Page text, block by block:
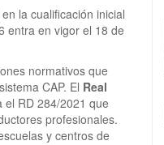
la cualificación inicial
entra en vigor el 18 de
normativos que
CAP. El Real
el RD 284/2021 que
profesionales.
y centros de